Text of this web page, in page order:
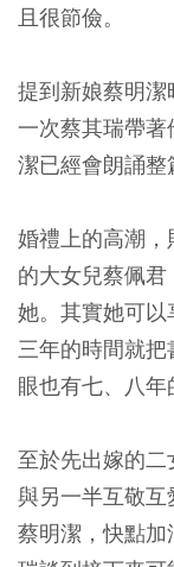
且很節儉。
提到新娘蔡明
一次蔡其瑞帶
潔已經會朗誦整
婚禮上的高潮
的大女兒蔡佩
她。其實她可
三年的時間就
眼也有七、八年
至於先出嫁的
與另一半互敬
蔡明潔，快點